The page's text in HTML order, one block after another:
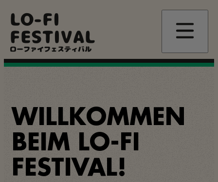
zum
Inhalt
LO-FI
FESTIVAL
ローファイフェスティバル
WILLKOMMEN
BEIM LO-FI
FESTIVAL!